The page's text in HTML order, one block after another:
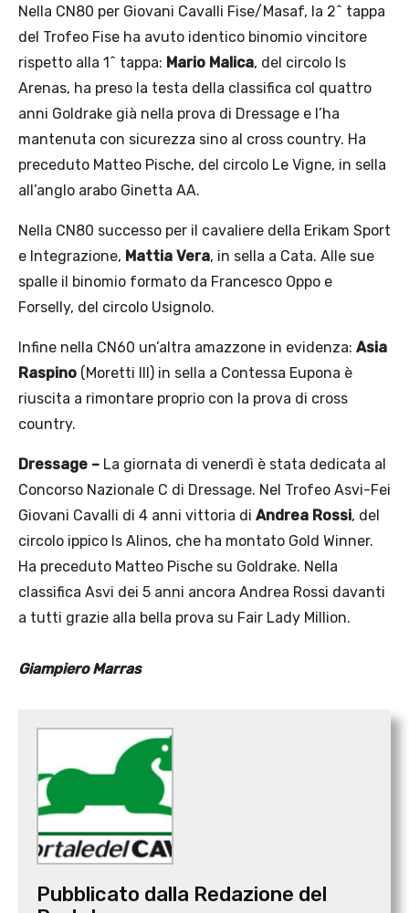
Nella CN80 per Giovani Cavalli Fise/Masaf, la 2^ tappa
del Trofeo Fise ha avuto identico binomio vincitore
rispetto alla 1^ tappa: Mario Malica, del circolo Is
Arenas, ha preso la testa della classifica col quattro
anni Goldrake già nella prova di Dressage e l’ha
mantenuta con sicurezza sino al cross country. Ha
preceduto Matteo Pische, del circolo Le Vigne, in sella
all’anglo arabo Ginetta AA.
Nella CN80 successo per il cavaliere della Erikam Sport
e Integrazione, Mattia Vera, in sella a Cata. Alle sue
spalle il binomio formato da Francesco Oppo e
Forselly, del circolo Usignolo.
Infine nella CN60 un’altra amazzone in evidenza: Asia
Raspino (Moretti III) in sella a Contessa Eupona è
riuscita a rimontare proprio con la prova di cross
country.
Dressage – La giornata di venerdì è stata dedicata al
Concorso Nazionale C di Dressage. Nel Trofeo Asvi-Fei
Giovani Cavalli di 4 anni vittoria di Andrea Rossi, del
circolo ippico Is Alinos, che ha montato Gold Winner.
Ha preceduto Matteo Pische su Goldrake. Nella
classifica Asvi dei 5 anni ancora Andrea Rossi davanti
a tutti grazie alla bella prova su Fair Lady Million.
Giampiero Marras
Pubblicato dalla Redazione del